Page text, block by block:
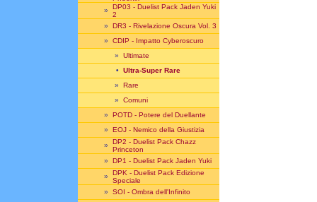
» DP03 - Duelist Pack Jaden Yuki
2
» DR3 - Rivelazione Oscura Vol. 3
» CDIP - Impatto Cyberoscuro
» Ultimate
• Ultra-Super Rare
» Rare
» Comuni
» POTD - Potere del Duellante
» EOJ - Nemico della Giustizia
» DP2 - Duelist Pack Chazz
Princeton
» DP1 - Duelist Pack Jaden Yuki
» DPK - Duelist Pack Edizione
Speciale
» SOI - Ombra dell'Infinito